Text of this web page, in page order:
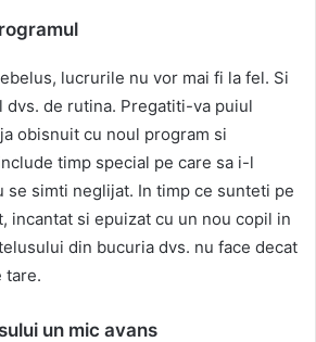
lucrurile nu vor mai fi la fel. Si
dvs. de rutina. Pregatiti-va puiul
obisnuit cu noul program si
timp special pe care sa i-l
se simti neglijat. In timp ce sunteti pe
incantat si epuizat cu un nou copil in
din bucuria dvs. nu face decat
tare.
un mic avans